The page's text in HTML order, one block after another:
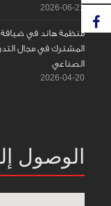
2026-06-21
منظمة هاند في ضيافة
المشترك في مجال
الصناعي
2026-04-20
الوصول